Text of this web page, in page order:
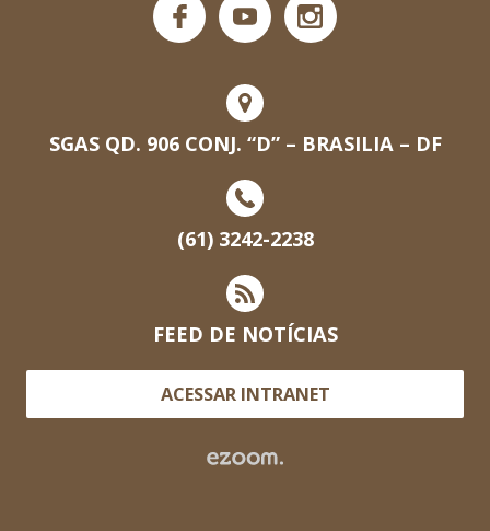
SGAS QD. 906 CONJ. “D” – BRASILIA – DF
(61) 3242-2238
FEED DE NOTÍCIAS
ACESSAR INTRANET